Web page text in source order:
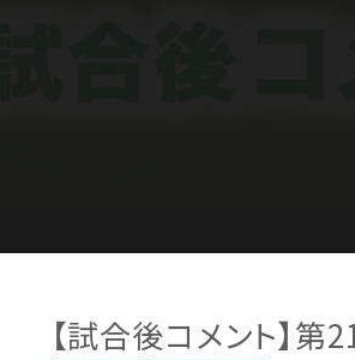
【試合後コメント】